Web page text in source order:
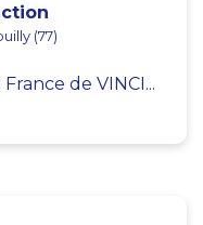
(77)
de VINCI...